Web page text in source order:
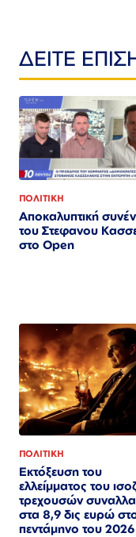
ΔΕΙΤΕ
ΠΟΛΙΤΙΚΗ
Αποκαλυπτική
του Στεφανου
στο Open
ΠΟΛΙΤΙΚΗ
Εκτόξευση του
ελλείμματος του
τρεχουσών
στα 8,9 δις ευρώ
πεντάμηνο του 2026